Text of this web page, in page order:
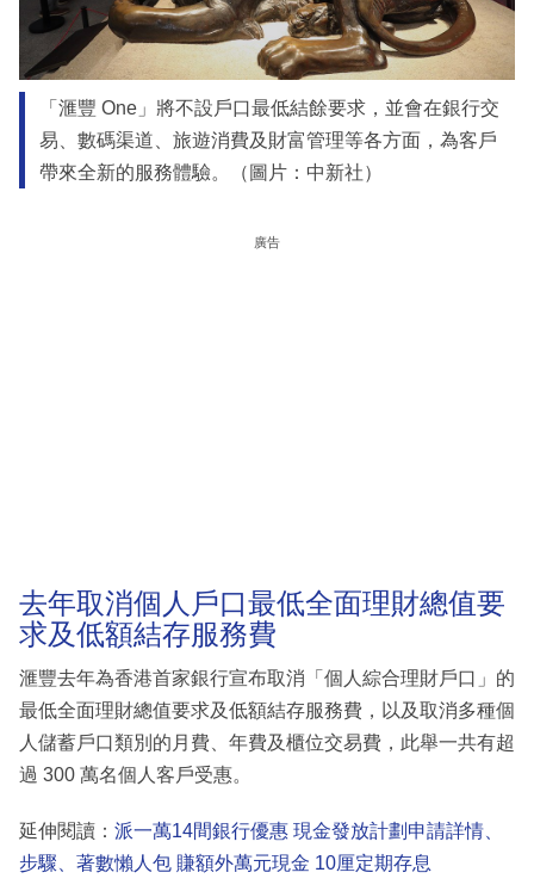
「滙豐 One」將不設戶口最低結餘要求，並會在銀行交
易、數碼渠道、旅遊消費及財富管理等各方面，為客戶
帶來全新的服務體驗。（圖片：中新社）
廣告
去年取消個人戶口最低全面理財總值要
求及低額結存服務費
滙豐去年為香港首家銀行宣布取消「個人綜合理財戶口」的
最低全面理財總值要求及低額結存服務費，以及取消多種個
人儲蓄戶口類別的月費、年費及櫃位交易費，此舉一共有超
過 300 萬名個人客戶受惠。
延伸閱讀： 派一萬14間銀行優惠 現金發放計劃申請詳情、
步驟、著數懶人包 賺額外萬元現金 10厘定期存息